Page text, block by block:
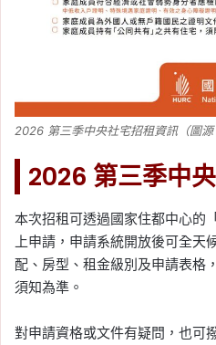
2026 第三季中央社宅招租資訊（圖源
2026 第三季中
本次招租可透過國家住都中心的
上申請，申請系統開放後可全天
配、房型、租金級別及申請表格
須知為準。
對申請資格或文件有疑問，也可